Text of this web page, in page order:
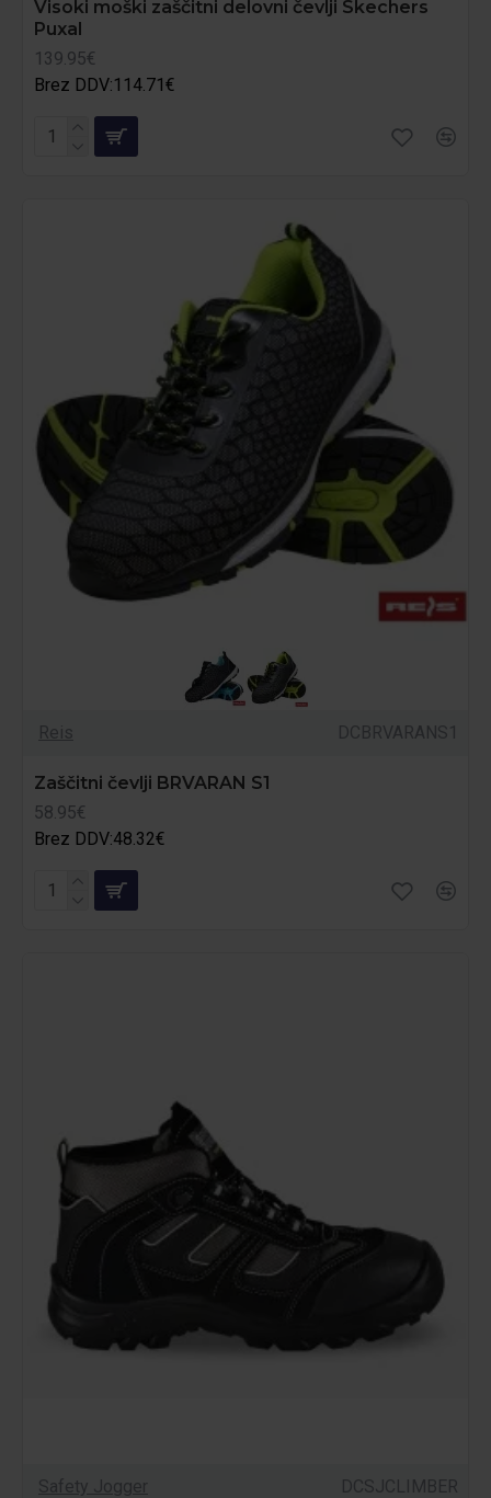
Visoki moški zaščitni delovni čevlji Skechers
Puxal
139.95€
Brez DDV:114.71€
Reis DCBRVARANS1
Zaščitni čevlji BRVARAN S1
58.95€
Brez DDV:48.32€
Safety Jogger DCSJCLIMBER